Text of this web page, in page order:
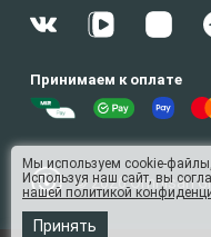
Принимаем к оплате
© 2026 Omnisan
Мы используем cookie-
Используя наш сайт, вы
нашей политикой
Принять